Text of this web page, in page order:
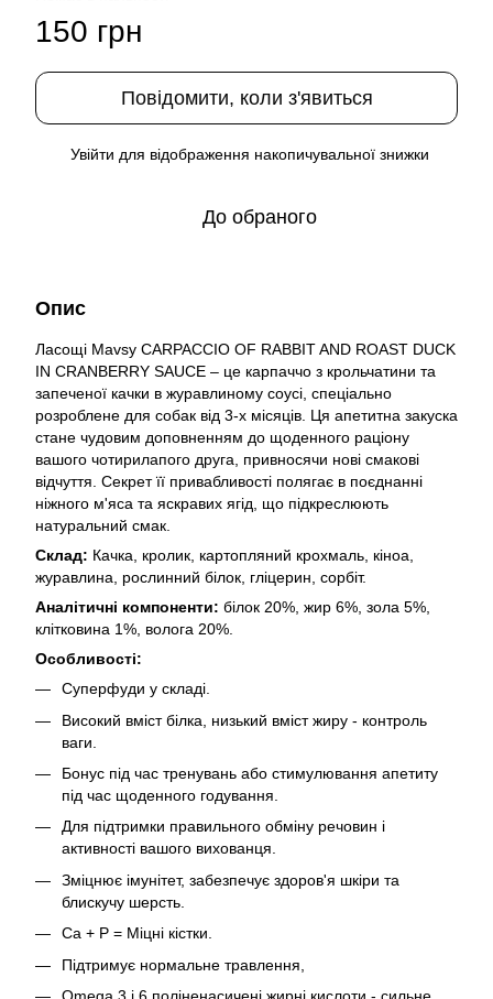
150 грн
Повідомити, коли з'явиться
Увійти для відображення накопичувальної знижки
До обраного
Опис
Ласощі Mavsy CARPACCIO OF RABBIT AND ROAST DUCK
IN CRANBERRY SAUCE – це карпаччо з крольчатини та
запеченої качки в журавлиному соусі, спеціально
розроблене для собак від 3-х місяців. Ця апетитна закуска
стане чудовим доповненням до щоденного раціону
вашого чотирилапого друга, привносячи нові смакові
відчуття. Секрет її привабливості полягає в поєднанні
ніжного м'яса та яскравих ягід, що підкреслюють
натуральний смак.
Склад: Качка, кролик, картопляний крохмаль, кіноа,
журавлина, рослинний білок, гліцерин, сорбіт.
Аналітичні компоненти: білок 20%, жир 6%, зола 5%,
клітковина 1%, волога 20%.
Особливості:
Суперфуди у складі.
Високий вміст білка, низький вміст жиру - контроль
ваги.
Бонус під час тренувань або стимулювання апетиту
під час щоденного годування.
Для підтримки правильного обміну речовин і
активності вашого вихованця.
Зміцнює імунітет, забезпечує здоров'я шкіри та
блискучу шерсть.
Са + Р = Міцні кістки.
Підтримує нормальне травлення,